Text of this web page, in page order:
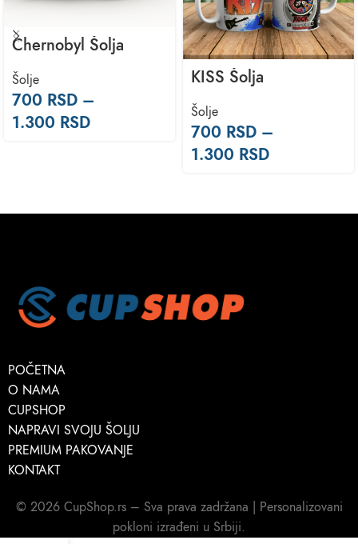
Chernobyl Šolja
Šolje
700 RSD –
1.300 RSD
KISS Šolja
Šolje
700 RSD –
1.300 RSD
POČETNA
O NAMA
CUPSHOP
NAPRAVI SVOJU ŠOLJU
PREMIUM PAKOVANJE
KONTAKT
© 2026 CupShop.rs – Sva prava zadržana | Personalizovani
pokloni izrađeni u Srbiji.